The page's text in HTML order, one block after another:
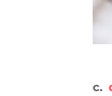
c.